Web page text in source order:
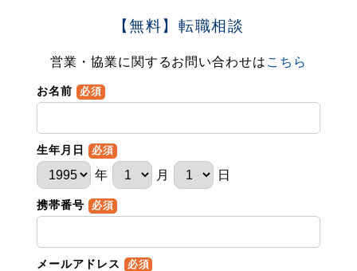
【無料】転職相談
営業・協業に関するお問い合わせは こちら
お名前 必須
生年月日 必須
年 月 日
携帯番号 必須
メールアドレス 必須